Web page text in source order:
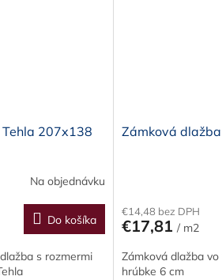
207x138
Na objednávku
Do košíka
s rozmermi
Zámková
€14,48 bez DPH
€17,81 / m2
Zámková dlažba
hrúbke 6 cm